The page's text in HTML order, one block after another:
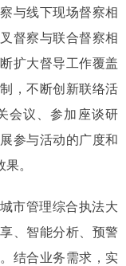
与线下现场督察相
督察与联合督察相
扩大督导工作覆盖
，不断创新联络活
会议、参加座谈研
参与活动的广度和
。
市管理综合执法大
、智能分析、预警
结合业务需求，实